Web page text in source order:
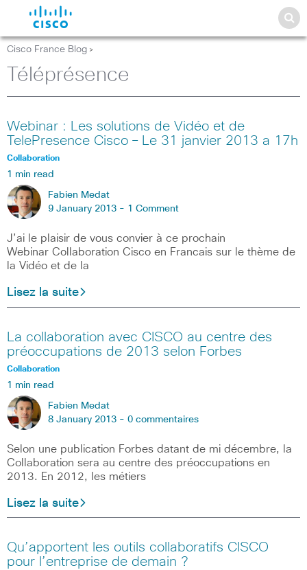
Cisco France Blog >
Téléprésence
Webinar : Les solutions de Vidéo et de
TelePresence Cisco – Le 31 janvier 2013 a 17h
Collaboration
1 min read
Fabien Medat
9 January 2013 - 1 Comment
J’ai le plaisir de vous convier à ce prochain
Webinar Collaboration Cisco en Francais sur le thème de
la Vidéo et de la
Lisez la suite
La collaboration avec CISCO au centre des
préoccupations de 2013 selon Forbes
Collaboration
1 min read
Fabien Medat
8 January 2013 - 0 commentaires
Selon une publication Forbes datant de mi décembre, la
Collaboration sera au centre des préoccupations en
2013. En 2012, les métiers
Lisez la suite
Qu’apportent les outils collaboratifs CISCO
pour l’entreprise de demain ?